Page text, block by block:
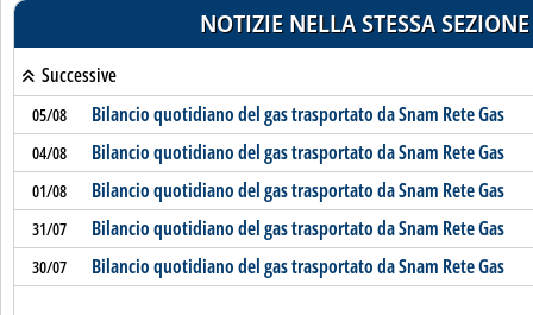
NOTIZIE NELLA STESSA SEZIONE
Successive
05/08 Bilancio quotidiano del gas trasportato da Snam Rete Gas
04/08 Bilancio quotidiano del gas trasportato da Snam Rete Gas
01/08 Bilancio quotidiano del gas trasportato da Snam Rete Gas
31/07 Bilancio quotidiano del gas trasportato da Snam Rete Gas
30/07 Bilancio quotidiano del gas trasportato da Snam Rete Gas